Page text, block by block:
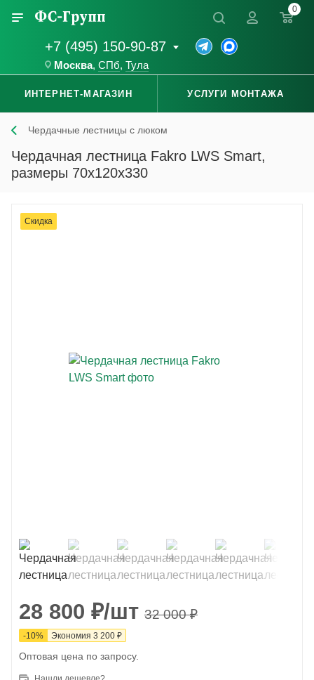
+7 (495) 150-90-87
Москва, СПб, Тула
0
ИНТЕРНЕТ-МАГАЗИН УСЛУГИ МОНТАЖА
Чердачные лестницы с люком
Чердачная лестница Fakro LWS Smart,
размеры 70x120x330
Скидка
28 800 ₽/шт 32 000₽
-10% Экономия 3 200 ₽
Оптовая цена по запросу.